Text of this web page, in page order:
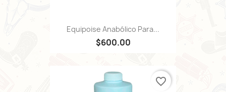
Equipoise Anabólico Para...
$600.00
favorite_border